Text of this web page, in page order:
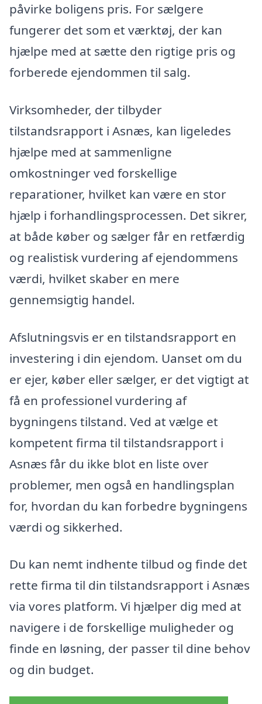
påvirke boligens pris. For sælgere
fungerer det som et værktøj, der kan
hjælpe med at sætte den rigtige pris og
forberede ejendommen til salg.
Virksomheder, der tilbyder
tilstandsrapport i Asnæs, kan ligeledes
hjælpe med at sammenligne
omkostninger ved forskellige
reparationer, hvilket kan være en stor
hjælp i forhandlingsprocessen. Det sikrer,
at både køber og sælger får en retfærdig
og realistisk vurdering af ejendommens
værdi, hvilket skaber en mere
gennemsigtig handel.
Afslutningsvis er en tilstandsrapport en
investering i din ejendom. Uanset om du
er ejer, køber eller sælger, er det vigtigt at
få en professionel vurdering af
bygningens tilstand. Ved at vælge et
kompetent firma til tilstandsrapport i
Asnæs får du ikke blot en liste over
problemer, men også en handlingsplan
for, hvordan du kan forbedre bygningens
værdi og sikkerhed.
Du kan nemt indhente tilbud og finde det
rette firma til din tilstandsrapport i Asnæs
via vores platform. Vi hjælper dig med at
navigere i de forskellige muligheder og
finde en løsning, der passer til dine behov
og din budget.